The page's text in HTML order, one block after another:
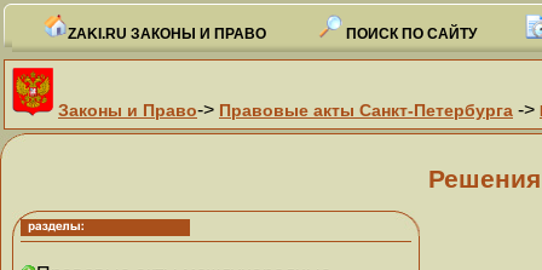
ZAKI.RU ЗАКОНЫ И ПРАВО ПОИСК ПО САЙТУ
Законы и Право-> Правовые акты Санкт-Петербурга ->
Решения